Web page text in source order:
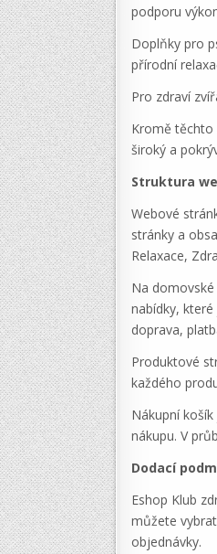
podporu
Doplňky pro
přírodní
Pro zdraví
Kromě těchto
široký a
Struktura
Webové
stránky a
Relaxace,
Na
nabídky,
doprava,
Produktové
každého
Nákupní
nákupu. V
Dodací
Eshop Klub
můžete
objednávky.